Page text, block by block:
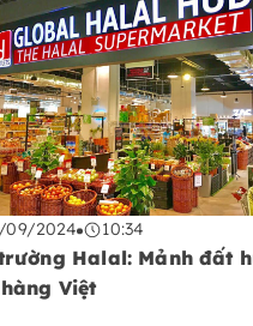
09/2024 10:34
Halal: Mảnh đất
Việt